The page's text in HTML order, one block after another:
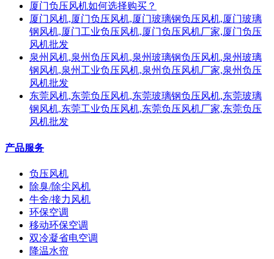
厦门负压风机如何选择购买？
厦门风机,厦门负压风机,厦门玻璃钢负压风机,厦门玻璃
钢风机,厦门工业负压风机,厦门负压风机厂家,厦门负压
风机批发
泉州风机,泉州负压风机,泉州玻璃钢负压风机,泉州玻璃
钢风机,泉州工业负压风机,泉州负压风机厂家,泉州负压
风机批发
东莞风机,东莞负压风机,东莞玻璃钢负压风机,东莞玻璃
钢风机,东莞工业负压风机,东莞负压风机厂家,东莞负压
风机批发
产品服务
负压风机
除臭/除尘风机
牛舍/接力风机
环保空调
移动环保空调
双冷凝省电空调
降温水帘